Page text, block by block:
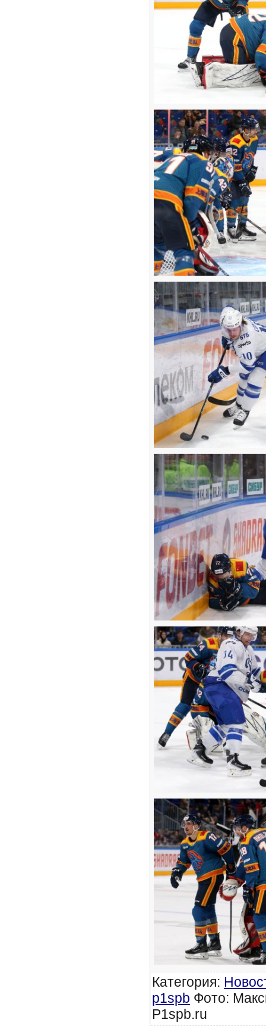
Категория:
p1spb Фото:
P1spb.ru